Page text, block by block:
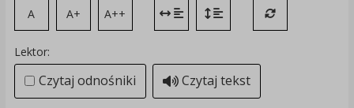
A
A+ A++ Zmień odstęp między literami
Zmień interlinię i margines
Przywróć
Lektor:
Czytaj odnośniki Czytaj tekst